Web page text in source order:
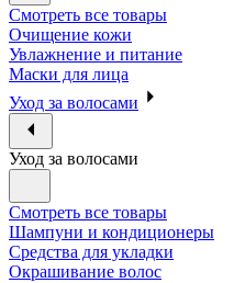
Смотреть все товары
Очищение кожи
Увлажнение и питание
Маски для лица
Уход за волосами
Уход за волосами
Смотреть все товары
Шампуни и кондиционеры
Средства для укладки
Окрашивание волос